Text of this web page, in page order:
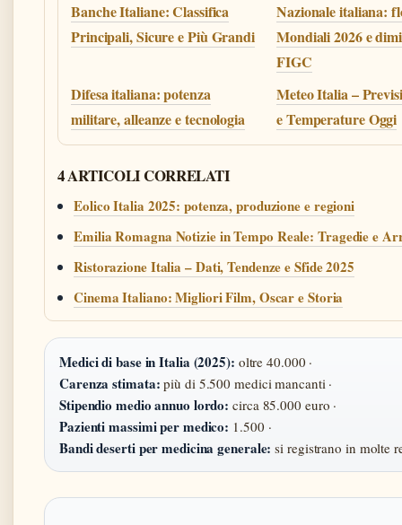
Banche Italiane: Classifica
Principali, Sicure e Più Grandi
Nazionale italiana:
Mondiali 2026 e
FIGC
Difesa italiana: potenza
militare, alleanze e tecnologia
Meteo Italia –
e Temperature Oggi
4 ARTICOLI CORRELATI
Eolico Italia 2025: potenza, produzione e regioni
Emilia Romagna Notizie in Tempo Reale: Tragedie e
Ristorazione Italia – Dati, Tendenze e Sfide 2025
Cinema Italiano: Migliori Film, Oscar e Storia
Medici di base in Italia (2025): oltre 40.000 ·
Carenza stimata: più di 5.500 medici mancanti ·
Stipendio medio annuo lordo: circa 85.000 euro ·
Pazienti massimi per medico: 1.500 ·
Bandi deserti per medicina generale: si registrano in molte